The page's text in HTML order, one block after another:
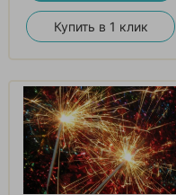
Купить в 1 клик